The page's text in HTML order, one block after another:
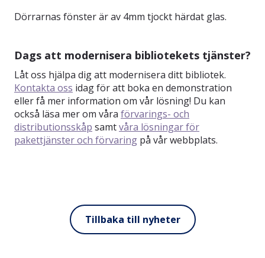
Dörrarnas fönster är av 4mm tjockt härdat glas.
Dags att modernisera bibliotekets tjänster?
Låt oss hjälpa dig att modernisera ditt bibliotek.
Kontakta oss idag för att boka en demonstration
eller få mer information om vår lösning! Du kan
också läsa mer om våra förvarings- och
distributionsskåp samtvåra lösningar för
pakettjänster och förvaring på vår webbplats.
Tillbaka till nyheter